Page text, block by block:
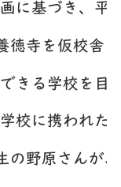
に基づき、
徳寺を仮校舎
きる学校を
校に携われ
の野原さんが